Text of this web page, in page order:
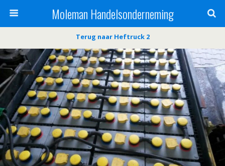
Moleman Handelsonderneming
Terug naar Heftruck 2